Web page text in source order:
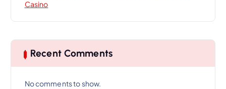
Casino
Recent Comments
No comments to show.